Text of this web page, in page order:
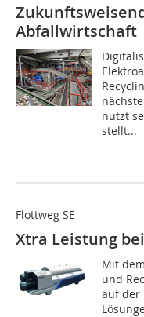
Abfallwirtschaft
nutzt
stellt...
Flottweg SE
Xtra Leistung
Mit
und
auf der